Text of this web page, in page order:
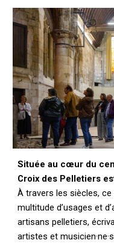
Située au cœur du
Croix des Pelletiers
À travers les siècles, ce
multitude d’usages et
artisans pelletiers,
artistes et